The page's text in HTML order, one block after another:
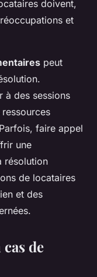
doivent,
et
peut
à des sessions
faire appel
une
résolution
de locataires
et des
de